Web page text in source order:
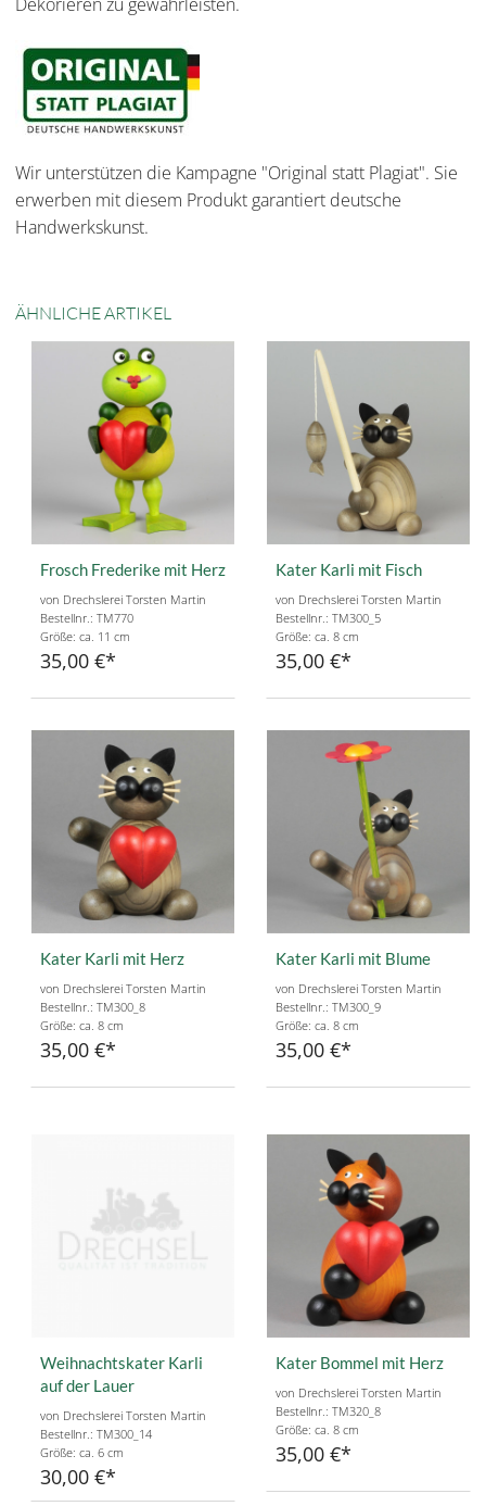
Wir unterstützen die Kampagne "Original statt Plagiat". Sie
erwerben mit diesem Produkt garantiert deutsche
Handwerkskunst.
ÄHNLICHE ARTIKEL
Frosch Frederike mit Herz
von Drechslerei Torsten Martin
Bestellnr.: TM770
Größe: ca. 11 cm
35,00 €
Kater Karli mit Fisch
von Drechslerei Torsten Martin
Bestellnr.: TM300_5
Größe: ca. 8 cm
35,00 €
Kater Karli mit Herz
von Drechslerei Torsten Martin
Bestellnr.: TM300_8
Größe: ca. 8 cm
35,00 €
Kater Karli mit Blume
von Drechslerei Torsten Martin
Bestellnr.: TM300_9
Größe: ca. 8 cm
35,00 €
Weihnachtskater Karli
auf der Lauer
von Drechslerei Torsten Martin
Bestellnr.: TM300_14
Größe: ca. 6 cm
30,00 €
Kater Bommel mit Herz
von Drechslerei Torsten Martin
Bestellnr.: TM320_8
Größe: ca. 8 cm
35,00 €